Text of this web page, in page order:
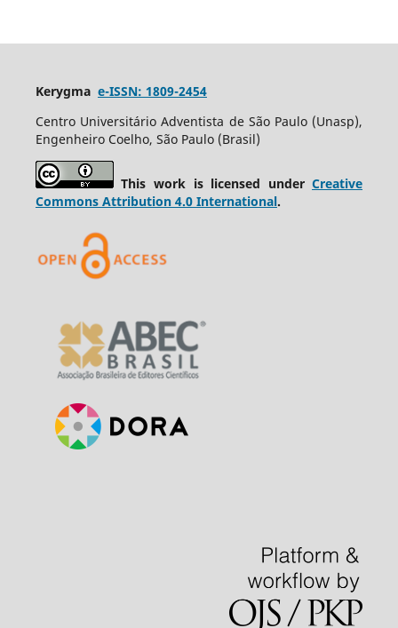
Kerygma e-ISSN: 1809-2454
Centro Universitário Adventista de São Paulo (Unasp),
Engenheiro Coelho, São Paulo (Brasil)
This work is licensed underCreative
Commons Attribution 4.0 International.